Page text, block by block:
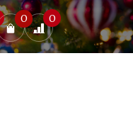
0 0